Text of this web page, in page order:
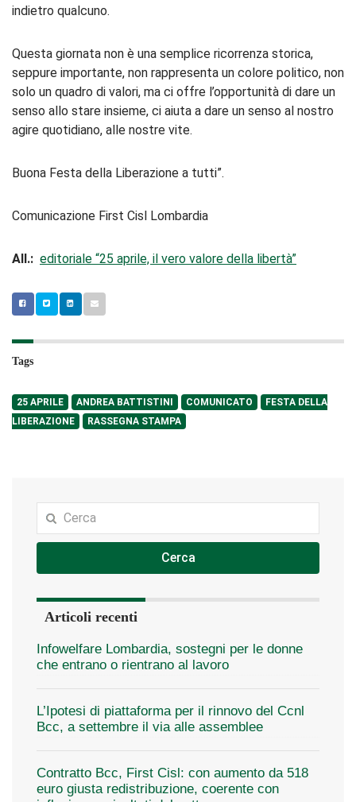
indietro qualcuno.
Questa giornata non è una semplice ricorrenza storica,
seppure importante, non rappresenta un colore politico, non
solo un quadro di valori, ma ci offre l’opportunità di dare un
senso allo stare insieme, ci aiuta a dare un senso al nostro
agire quotidiano, alle nostre vite.
Buona Festa della Liberazione a tutti”.
Comunicazione First Cisl Lombardia
All.: editoriale “25 aprile, il vero valore della libertà”
Tags
25 APRILE ANDREA BATTISTINI COMUNICATO
FESTA DELLA
LIBERAZIONE
RASSEGNA STAMPA
Cerca
Articoli recenti
Infowelfare Lombardia, sostegni per le donne
che entrano o rientrano al lavoro
L’Ipotesi di piattaforma per il rinnovo del Ccnl
Bcc, a settembre il via alle assemblee
Contratto Bcc, First Cisl: con aumento da 518
euro giusta redistribuzione, coerente con